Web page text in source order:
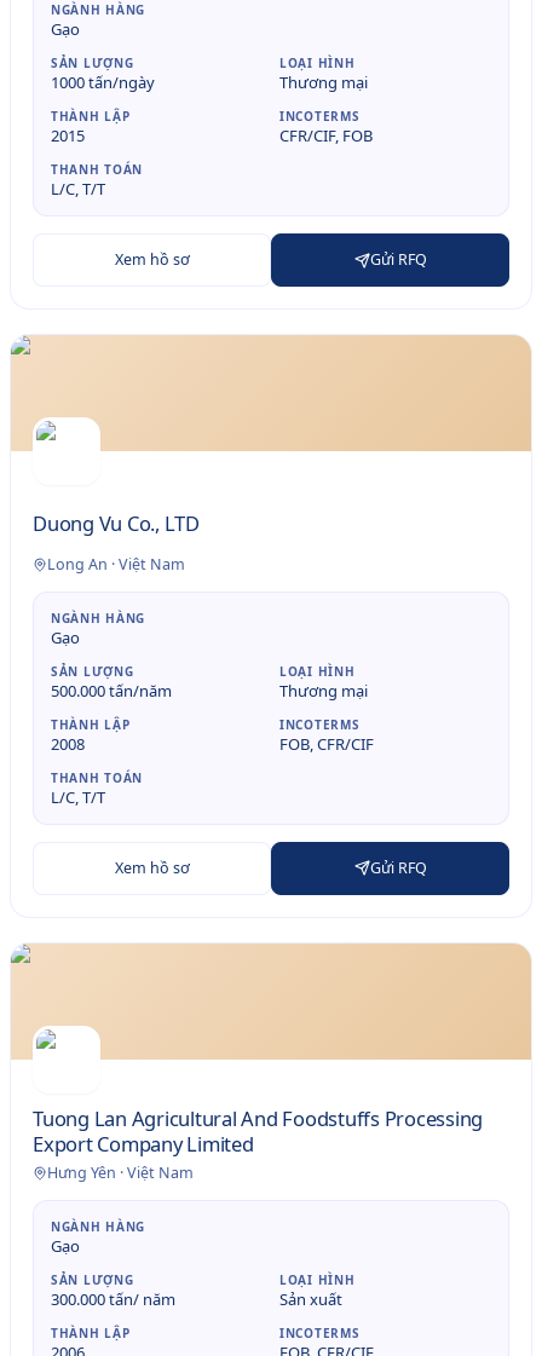
NGÀNH HÀNG
Gạo
SẢN LƯỢNG
1000 tấn/ngày
LOẠI HÌNH
Thương mại
THÀNH LẬP
2015
INCOTERMS
CFR/CIF, FOB
THANH TOÁN
L/C, T/T
Xem hồ sơ Gửi RFQ
Duong Vu Co., LTD
Long An ·Việt Nam
NGÀNH HÀNG
Gạo
SẢN LƯỢNG
500.000 tấn/năm
LOẠI HÌNH
Thương mại
THÀNH LẬP
2008
INCOTERMS
FOB, CFR/CIF
THANH TOÁN
L/C, T/T
Xem hồ sơ Gửi RFQ
Tuong Lan Agricultural And Foodstuffs Processing
Export Company Limited
Hưng Yên ·Việt Nam
NGÀNH HÀNG
Gạo
SẢN LƯỢNG
300.000 tấn/ năm
LOẠI HÌNH
Sản xuất
THÀNH LẬP INCOTERMS